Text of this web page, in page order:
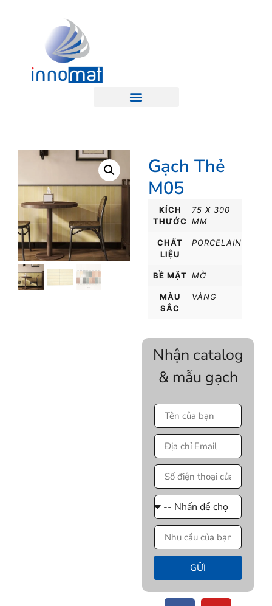
Gạch Thẻ
M05
KÍCH
THƯỚC
75 X 300
MM
CHẤT
LIỆU
PORCELAIN
BỀ MẶT MỜ
MÀU
SẮC
VÀNG
Nhận catalog
& mẫu gạch
GỬI